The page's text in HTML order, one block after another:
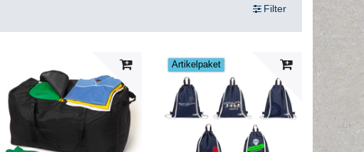
Filter
Artikelpaket